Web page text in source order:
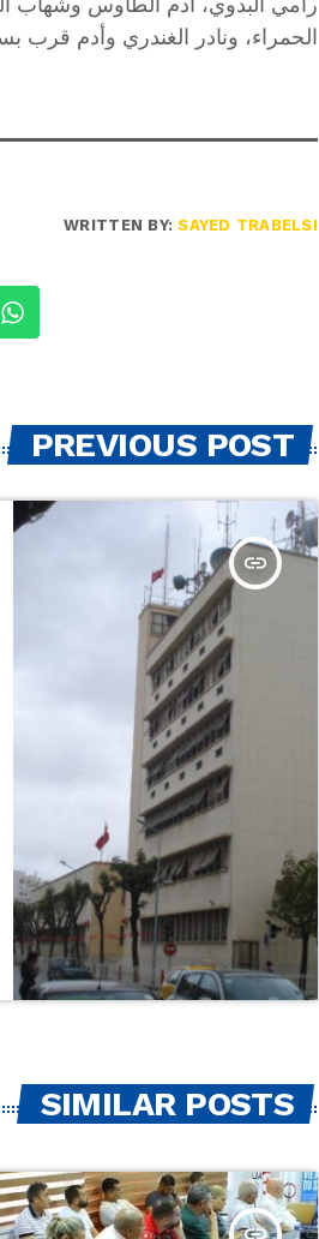
الحمراء، ونادر الغندري وأدم قرب
WRITTEN BY:SAYED TRABELSI
PREVIOUS POST
insert_link
SIMILAR POSTS